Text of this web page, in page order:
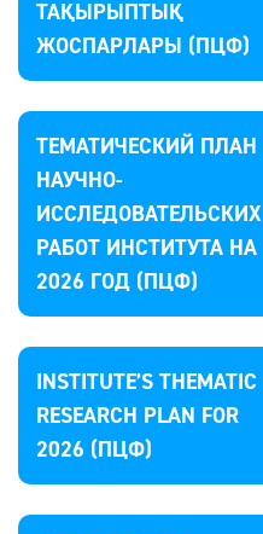
ТАҚЫРЫПТЫҚ
ЖОСПАРЛАРЫ (ПЦФ)
ТЕМАТИЧЕСКИЙ ПЛАН
НАУЧНО-
ИССЛЕДОВАТЕЛЬСКИХ
РАБОТ ИНСТИТУТА НА
2026 ГОД (ПЦФ)
INSTITUTE’S THEMATIC
RESEARCH PLAN FOR
2026 (ПЦФ)